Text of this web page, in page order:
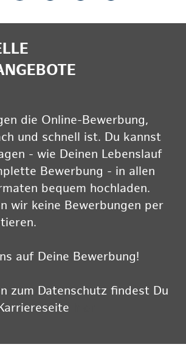
die Online-Bewerbung,
und schnell ist. Du kannst
- wie Deinen Lebenslauf
Bewerbung - in allen
bequem hochladen.
wir keine Bewerbungen per
auf Deine Bewerbung!
zum Datenschutz findest Du